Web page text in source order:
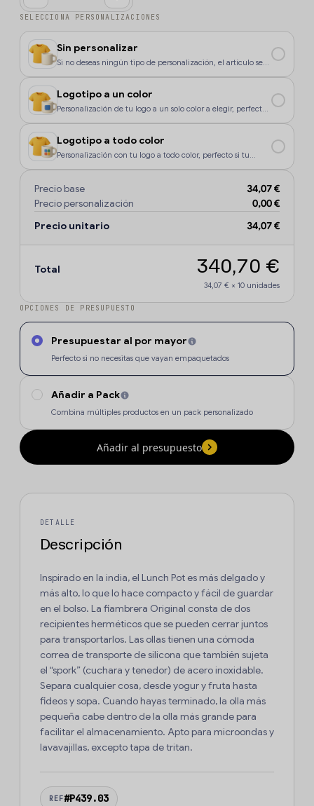
SELECCIONA PERSONALIZACIONES
Sin personalizar
Si no deseas ningún tipo de personalización, el artículo se
Logotipo a un color
Personalización de tu logo a un solo color a elegir, perfecto
Logotipo a todo color
Personalización con tu logo a todo color, perfecto si tu
Precio base
34,07 €
Precio personalización
0,00 €
Precio unitario
34,07 €
Total 340,70 €
34,07 € × 10 unidades
OPCIONES DE PRESUPUESTO
Presupuestar al por mayor
Perfecto si no necesitas que vayan empaquetados
Añadir a Pack
Combina múltiples productos en un pack personalizado
Añadir al presupuesto
DETALLE
Descripción
Inspirado en la india, el Lunch Pot es más delgado y
más alto, lo que lo hace compacto y fácil de guardar
en el bolso. La fiambrera Original consta de dos
recipientes herméticos que se pueden cerrar juntos
para transportarlos. Las ollas tienen una cómoda
correa de transporte de silicona que también sujeta
el “spork” (cuchara y tenedor) de acero inoxidable.
Separa cualquier cosa, desde yogur y fruta hasta
fideos y sopa. Cuando hayas terminado, la olla más
pequeña cabe dentro de la olla más grande para
facilitar el almacenamiento. Apto para microondas y
lavavajillas, excepto tapa de tritan.
REF#P439.03